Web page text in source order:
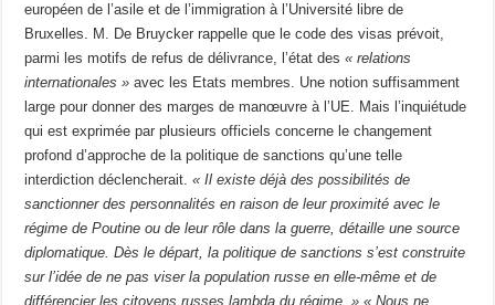
européen de l’asile et de l’immigration à l’Université libre de
Bruxelles. M. De Bruycker rappelle que le code des visas prévoit,
parmi les motifs de refus de délivrance, l’état des« relations
internationales » avec les Etats membres. Une notion suffisamment
large pour donner des marges de manœuvre à l’UE. Mais l’inquiétude
qui est exprimée par plusieurs officiels concerne le changement
profond d’approche de la politique de sanctions qu’une telle
interdiction déclencherait.« Il existe déjà des possibilités de
sanctionner des personnalités en raison de leur proximité avec le
régime de Poutine ou de leur rôle dans la guerre, détaille une source
diplomatique. Dès le départ, la politique de sanctions s’est construite
sur l’idée de ne pas viser la population russe en elle-­même et de
différencier les citoyens russes lambda du régime. » « Nous ne